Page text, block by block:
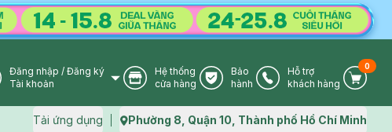
User Icon
Đăng nhập / Đăng ký
Tài khoản
Store Icon
Hệ thống
cửa hàng
Warranty Icon
Bảo
hành
Phone Icon
Hỗ trợ
khách hàng
Cart
0
Tải ứng dụng Map icon
Phường 8, Quận 10, Thành phố Hồ Chí Minh